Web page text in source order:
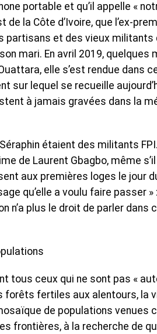
portable et qu’il appelle «
de la Côte d’Ivoire, que l’ex-
partisans et des vieux militants
mari. En avril 2019,
elle s’est rendue dans
sur lequel se recueille
à jamais gravées dans la
Séraphin étaient des militants
de Laurent Gbagbo, même
aux premières loges le jour
qu’elle a voulu faire passer »
n’a plus le droit de parler
tous ceux qui ne sont pas «
fertiles aux alentours, la
de populations venues
frontières, à la recherche de